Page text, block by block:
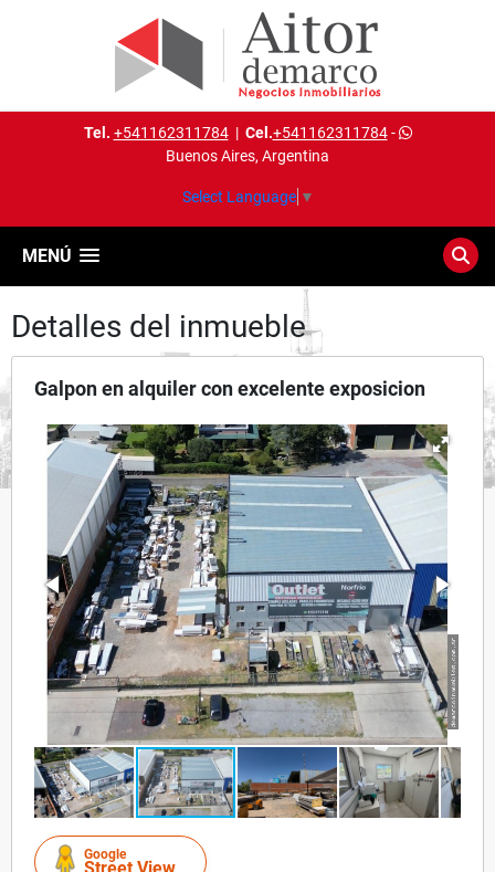
Tel. +541162311784| Cel.+541162311784-
Buenos Aires, Argentina
Select Language ▼
MENÚ
Detalles del inmueble
Galpon en alquiler con excelente exposicion
Google